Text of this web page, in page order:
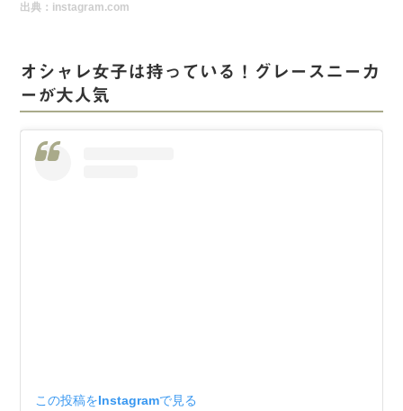
海外SHOP LIST
出典：instagram.com
オシャレ女子は持っている！グレースニーカ
ーが大人気
この投稿をInstagramで見る